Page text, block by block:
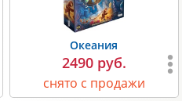
Океания
2490 руб.
снято с продажи